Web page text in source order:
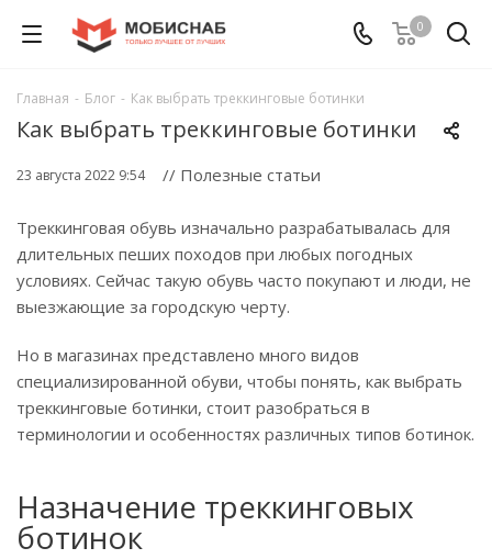
0
Главная - Блог - Как выбрать треккинговые ботинки
Как выбрать треккинговые ботинки
23 августа 2022 9:54 // Полезные статьи
Треккинговая обувь изначально разрабатывалась для
длительных пеших походов при любых погодных
условиях. Сейчас такую обувь часто покупают и люди, не
выезжающие за городскую черту.
Но в магазинах представлено много видов
специализированной обуви, чтобы понять, как выбрать
треккинговые ботинки, стоит разобраться в
терминологии и особенностях различных типов ботинок.
Назначение треккинговых
ботинок